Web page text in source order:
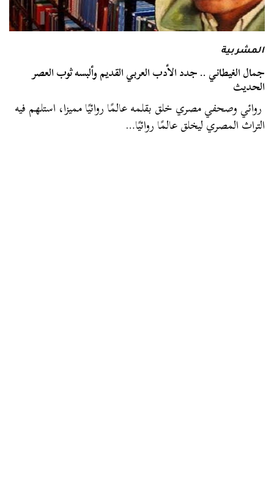
المشربية
جمال الغيطاني .. جدد الأدب العربي القديم وألبسه ثوب العصر
الحديث
روائي وصحفي مصري خلق بقلمه عالمًا روائيًا مميزا، استلهم فيه
التراث المصري ليخلق عالمًا روائيًا…